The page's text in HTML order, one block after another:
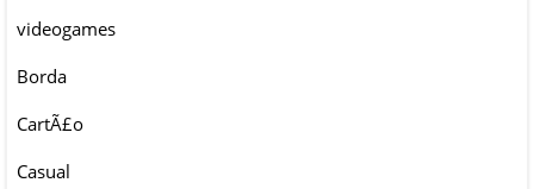
videogames
Borda
CartÃ£o
Casual